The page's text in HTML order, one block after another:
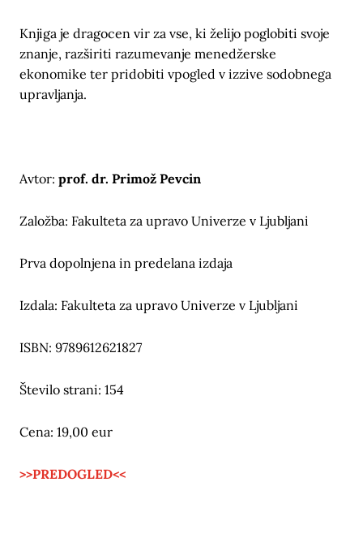
Knjiga je dragocen vir za vse, ki želijo poglobiti svoje
znanje, razširiti razumevanje menedžerske
ekonomike ter pridobiti vpogled v izzive sodobnega
upravljanja.
Avtor: prof. dr. Primož Pevcin
Založba: Fakulteta za upravo Univerze v Ljubljani
Prva dopolnjena in predelana izdaja
Izdala: Fakulteta za upravo Univerze v Ljubljani
ISBN: 9789612621827
Število strani: 154
Cena: 19,00 eur
>>PREDOGLED<<